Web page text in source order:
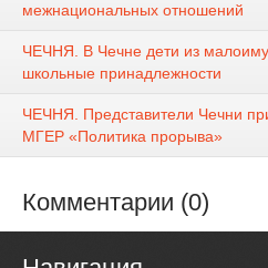
межнациональных отношений
ЧЕЧНЯ. В Чечне дети из
школьные принадлежности
ЧЕЧНЯ. Представители Чечни
МГЕР «Политика прорыва»
Комментарии (0)